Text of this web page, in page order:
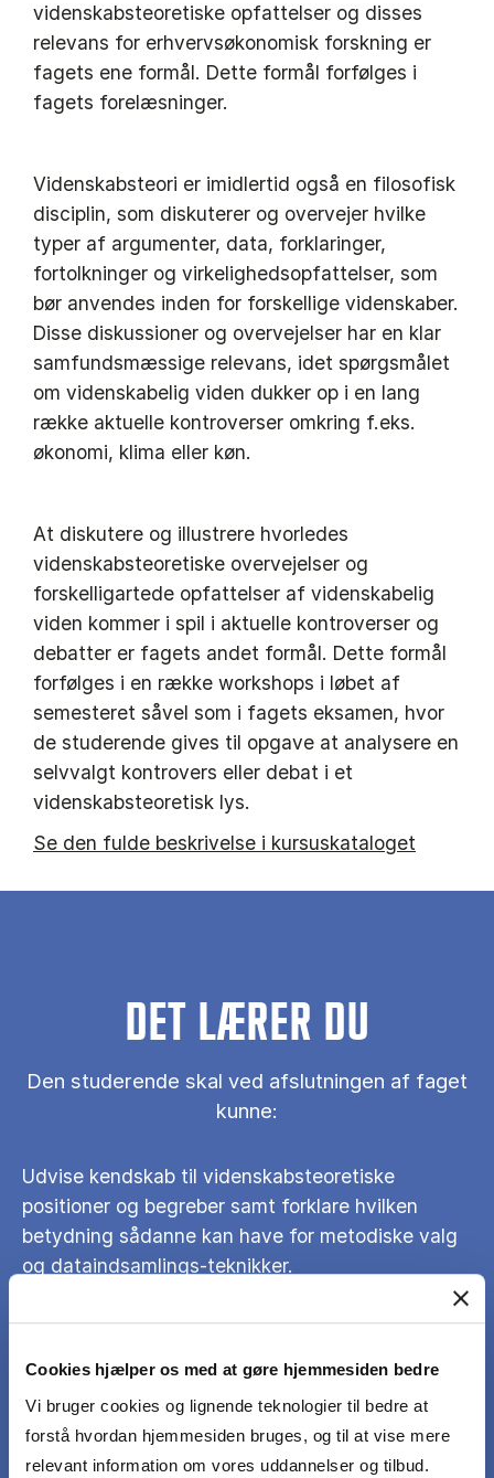
Cookies hjælper os med at gøre hjemmesiden bedre
Vi bruger cookies og lignende teknologier til bedre at
forstå hvordan hjemmesiden bruges, og til at vise mere
relevant information om vores uddannelser og tilbud.
videnskabsteoretiske opfattelser og disses
relevans for erhvervsøkonomisk forskning er
fagets ene formål. Dette formål forfølges i
fagets forelæsninger.
Videnskabsteori er imidlertid også en filosofisk
disciplin, som diskuterer og overvejer hvilke
typer af argumenter, data, forklaringer,
fortolkninger og virkelighedsopfattelser, som
bør anvendes inden for forskellige videnskaber.
Disse diskussioner og overvejelser har en klar
samfundsmæssige relevans, idet spørgsmålet
om videnskabelig viden dukker op i en lang
række aktuelle kontroverser omkring f.eks.
økonomi, klima eller køn.
At diskutere og illustrere hvorledes
videnskabsteoretiske overvejelser og
forskelligartede opfattelser af videnskabelig
viden kommer i spil i aktuelle kontroverser og
debatter er fagets andet formål. Dette formål
forfølges i en række workshops i løbet af
semesteret såvel som i fagets eksamen, hvor
de studerende gives til opgave at analysere en
selvvalgt kontrovers eller debat i et
videnskabsteoretisk lys.
Se den fulde beskrivelse i kursuskataloget
DET LÆRER DU
Den studerende skal ved afslutningen af faget
kunne:
Udvise kendskab til videnskabsteoretiske
positioner og begreber samt forklare hvilken
betydning sådanne kan have for metodiske valg
og dataindsamlings-teknikker.
imellem forskellige erhvervsøkonomiske
discipliners (f.eks. mikroøkonomi eller
organisationsteori) metoder.